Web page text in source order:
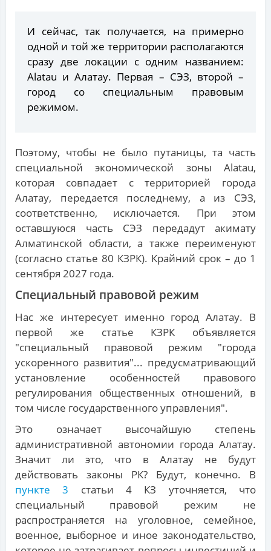
И сейчас, так получается, на примерно
одной и той же территории располагаются
сразу две локации с одним названием:
Alatau и Алатау. Первая – СЭЗ, второй –
город со специальным правовым
режимом.
Поэтому, чтобы не было путаницы, та часть
специальной экономической зоны Alatau,
которая совпадает с территорией города
Алатау, передается последнему, а из СЭЗ,
соответственно, исключается. При этом
оставшуюся часть СЭЗ передадут акимату
Алматинской области, а также переименуют
(согласно статье 80 КЗРК). Крайний срок – до 1
сентября 2027 года.
Специальный правовой режим
Нас же интересует именно город Алатау. В
первой же статье КЗРК объявляется
"специальный правовой режим "города
ускоренного развития"... предусматривающий
установление особенностей правового
регулирования общественных отношений, в
том числе государственного управления".
Это означает высочайшую степень
административной автономии города Алатау.
Значит ли это, что в Алатау не будут
действовать законы РК? Будут, конечно. В
пункте 3 статьи 4 КЗ уточняется, что
специальный правовой режим не
распространяется на уголовное, семейное,
военное, выборное и иное законодательство,